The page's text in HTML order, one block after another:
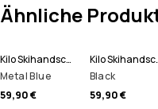
Ähnliche
Kilo Skihandschuhe
Metal Blue
59,90 €
Kilo
Black
59,90 €